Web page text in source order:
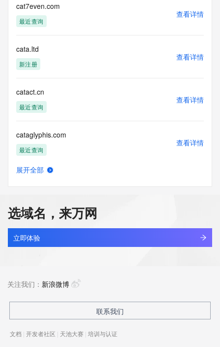
cat7even.com
最近查询
查看详情
cata.ltd
新注册
查看详情
catact.cn
最近查询
查看详情
cataglyphis.com
最近查询
查看详情
catakordeals.shop
新注册
查看详情
新注册
展开全部
选域名，来万网
立即体验
关注我们： 新浪微博
联系我们
文档 | 开发者社区 | 天池大赛 | 培训与认证